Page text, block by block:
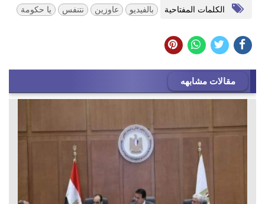
الكلمات المفتاحية بالفيديو عاوزين نتنفس يا حكومة
مقالات مشابهه